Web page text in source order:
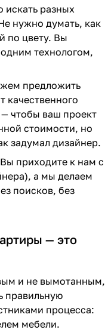
искать разных
нужно думать, как
по цвету. Вы
технологом,
предложить
качественного
чтобы ваш проект
стоимости, но
задумал дизайнер.
приходите к нам с
а мы делаем
поисков, без
— это
и не вымотанным,
правильную
процесса:
мебели.